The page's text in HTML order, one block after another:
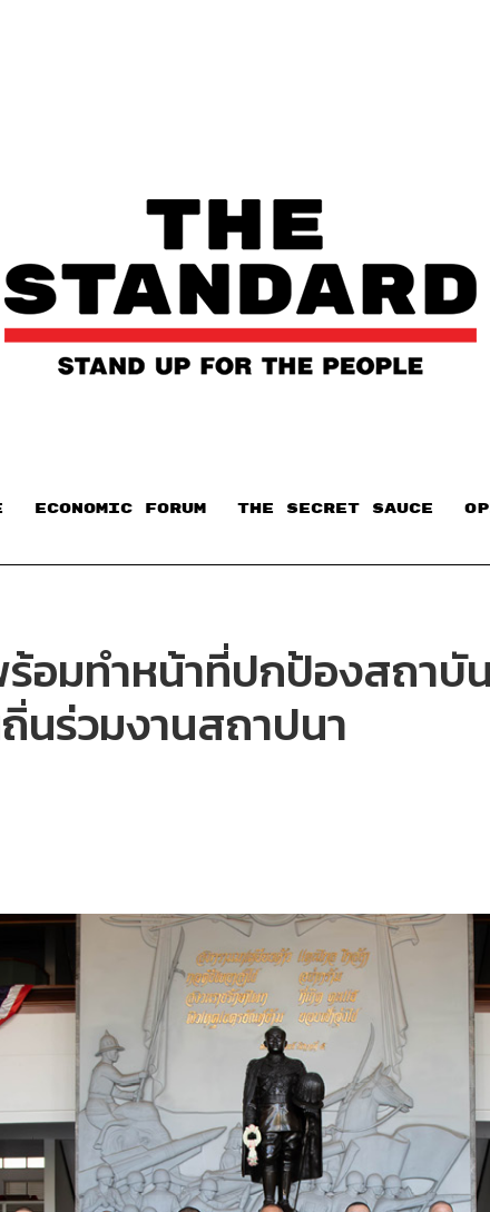
ECONOMIC FORUM THE SECRET SAUCE​
ร้อมทำหน้าที่ปกป้องสถา
นร่วมงานสถาปนา